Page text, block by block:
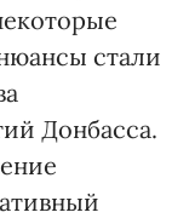
стали
Донбасса.